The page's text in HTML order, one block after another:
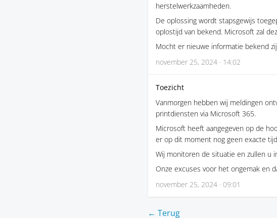
herstelwerkzaamheden.
De oplossing wordt stapsgewijs
oplostijd van bekend. Microsoft zal
Mocht er nieuwe informatie bekend
november 25, 2024 · 14:02
Toezicht
Vanmorgen hebben wij meldingen
printdiensten via Microsoft 365.
Microsoft heeft aangegeven op de
er op dit moment nog geen exacte
Wij monitoren de situatie en zullen u
Onze excuses voor het ongemak en
november 25, 2024 · 09:01
← Terug